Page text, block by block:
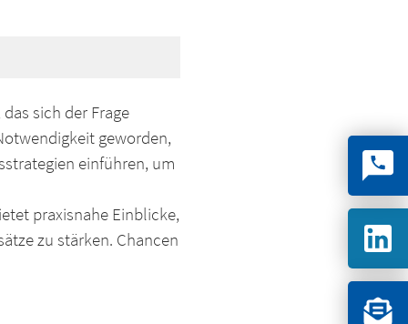
sich der Frage
geworden,
einführen, um
praxisnahe Einblicke,
zu stärken. Chancen